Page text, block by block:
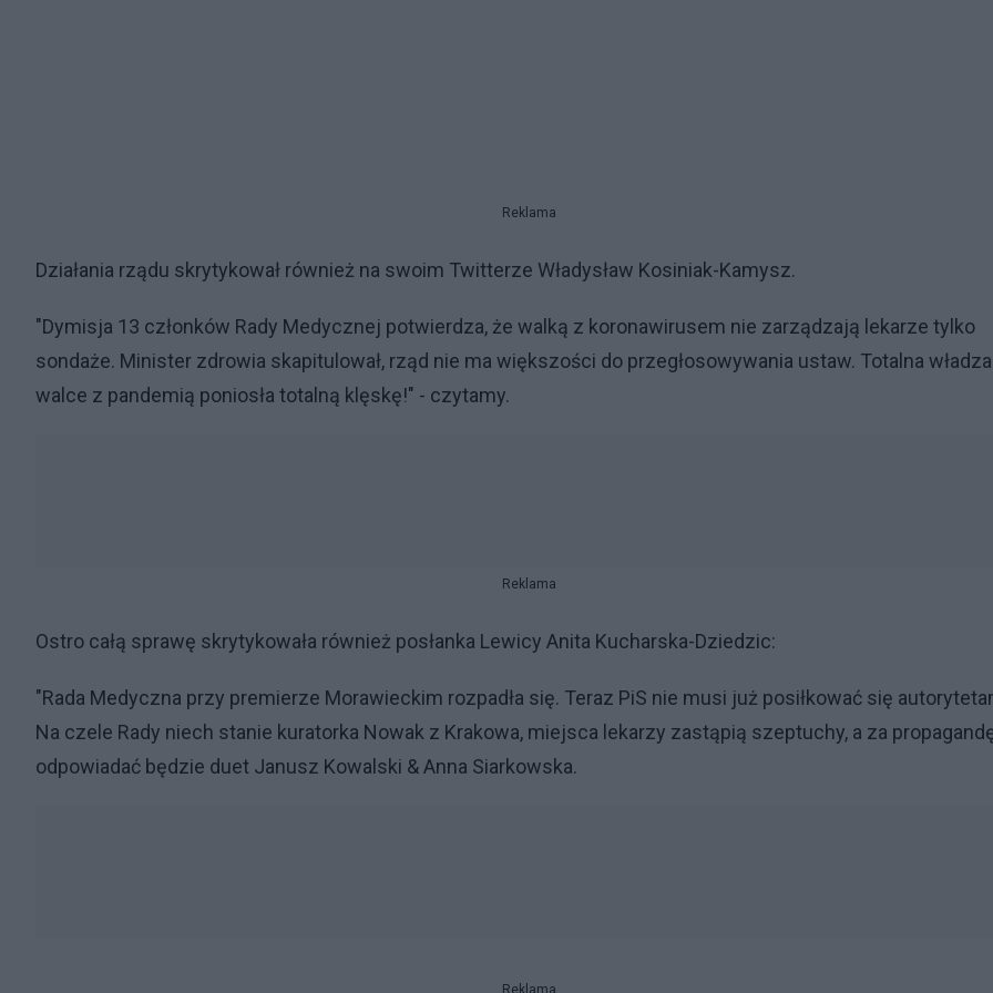
Reklama
Działania rządu skrytykował również na swoim Twitterze Władysław Kosiniak-Kamysz.
"Dymisja 13 członków Rady Medycznej potwierdza, że walką z koronawirusem nie zarządzają lekarze tylko
sondaże. Minister zdrowia skapitulował, rząd nie ma większości do przegłosowywania ustaw. Totalna
walce z pandemią poniosła totalną klęskę!" - czytamy.
Reklama
Ostro całą sprawę skrytykowała również posłanka Lewicy Anita Kucharska-Dziedzic:
"Rada Medyczna przy premierze Morawieckim rozpadła się. Teraz PiS nie musi już posiłkować się
Na czele Rady niech stanie kuratorka Nowak z Krakowa, miejsca lekarzy zastąpią szeptuchy, a za
odpowiadać będzie duet Janusz Kowalski & Anna Siarkowska.
Reklama